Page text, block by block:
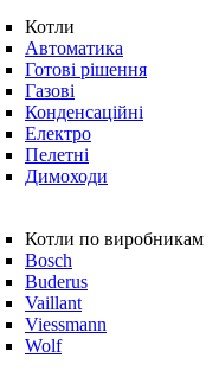
Котли
Автоматика
Готові рішення
Газові
Конденсаційні
Електро
Пелетні
Димоходи
Котли по виробникам
Bosch
Buderus
Vaillant
Viessmann
Wolf